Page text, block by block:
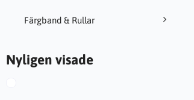
Färgband & Rullar
Nyligen visade